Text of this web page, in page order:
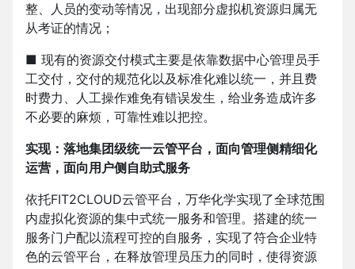
整、人员的变动等情况，出现部分虚拟机资源归属无
从考证的情况；
■ 现有的资源交付模式主要是依靠数据中心管理员手
工交付，交付的规范化以及标准化难以统一，并且费
时费力、人工操作难免有错误发生，给业务造成许多
不必要的麻烦，可靠性难以把控。
实现：落地集团级统一云管平台，面向管理侧精细化
运营，面向用户侧自助式服务
依托FIT2CLOUD云管平台，万华化学实现了全球范围
内虚拟化资源的集中式统一服务和管理。搭建的统一
服务门户配以流程可控的自服务，实现了符合企业特
色的云管平台，在释放管理员压力的同时，使得资源